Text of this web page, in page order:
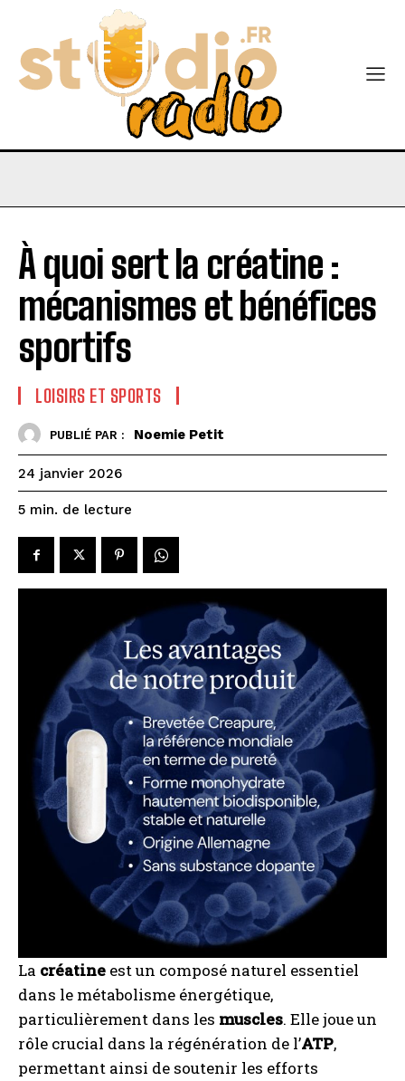
À quoi sert la créatine :
mécanismes et bénéfices
sportifs
LOISIRS ET SPORTS
PUBLIÉ PAR : Noemie Petit
24 janvier 2026
5 min. de lecture
La créatine est un composé naturel essentiel
dans le métabolisme énergétique,
particulièrement dans les muscles. Elle joue un
rôle crucial dans la régénération de l’ATP,
permettant ainsi de soutenir les efforts